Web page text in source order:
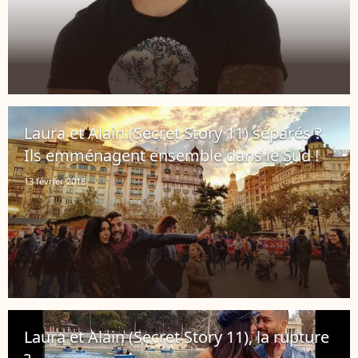
Laura et Alain (Secret Story 11) séparés ?
Ils emménagent ensemble dans le Sud !
13 février 2018
Laura et Alain (Secret Story 11), la rupture